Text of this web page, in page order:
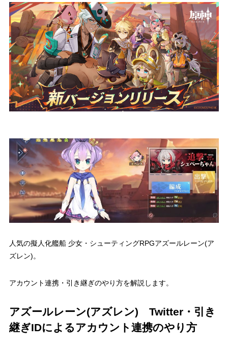
人気の擬人化艦船 少女・シューティングRPGアズールレーン(ア
ズレン)。
アカウント連携・引き継ぎのやり方を解説します。
アズールレーン(アズレン) Twitter・引き
継ぎIDによるアカウント連携のやり方